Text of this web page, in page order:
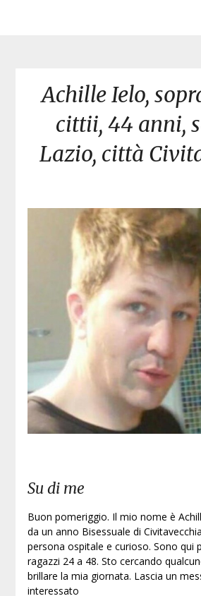
Achille Ielo,
cittii, 44 anni,
Lazio, città
Su di me
Buon pomeriggio. Il mio nome è
da un anno Bisessuale di
persona ospitale e curioso. Sono qui
ragazzi 24 a 48. Sto cercando
brillare la mia giornata. Lascia un
interessato